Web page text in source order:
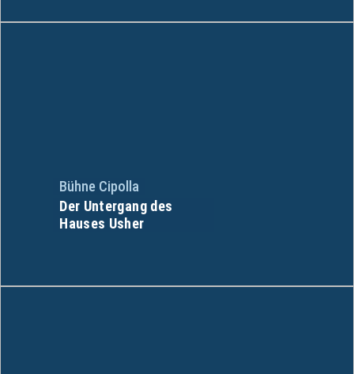
Bühne Cipolla
Der Untergang des
Hauses Usher